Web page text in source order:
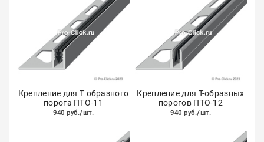
Крепление для Т образного
порога ПТО-11
940 руб./шт.
Крепление для Т-образных
порогов ПТО-12
940 руб./шт.